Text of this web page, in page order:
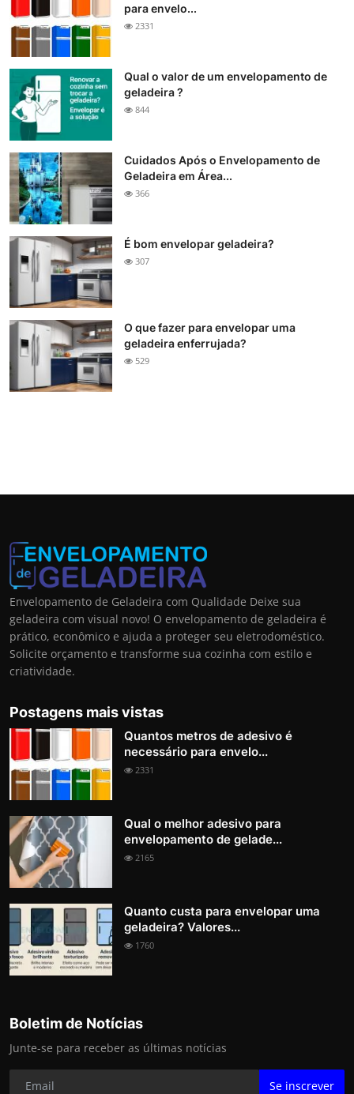
para envelo...
2331
Qual o valor de um envelopamento de
geladeira ?
844
Cuidados Após o Envelopamento de
Geladeira em Área...
366
É bom envelopar geladeira?
307
O que fazer para envelopar uma
geladeira enferrujada?
529
Envelopamento de Geladeira com Qualidade Deixe sua
geladeira com visual novo! O envelopamento de geladeira é
prático, econômico e ajuda a proteger seu eletrodoméstico.
Solicite orçamento e transforme sua cozinha com estilo e
criatividade.
Postagens mais vistas
Quantos metros de adesivo é
necessário para envelo...
2331
Qual o melhor adesivo para
envelopamento de gelade...
2165
Quanto custa para envelopar uma
geladeira? Valores...
1760
Boletim de Notícias
Junte-se para receber as últimas notícias
Se inscrever